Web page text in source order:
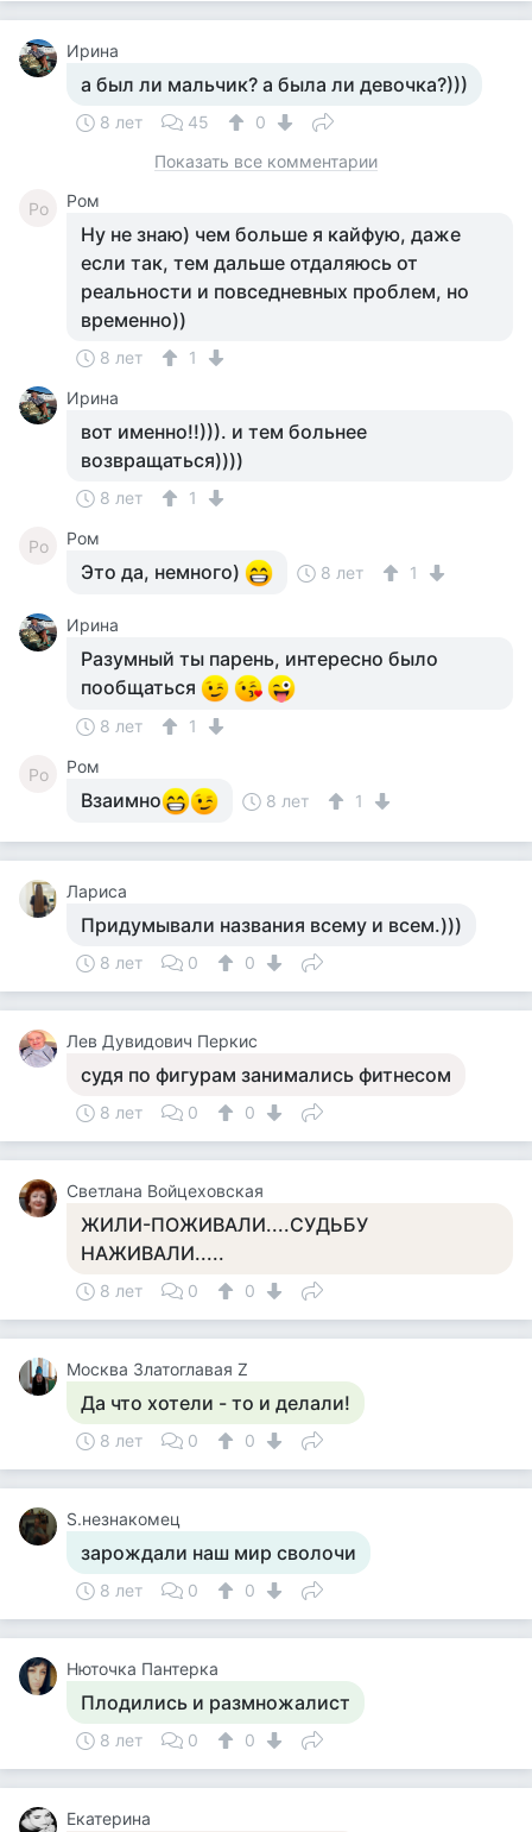
Ирина
а был ли мальчик? а была ли девочка?)))
8 лет 45
0
Показать все комментарии
Ро Ром
Ну не знаю) чем больше я кайфую, даже
если так, тем дальше отдаляюсь от
реальности и повседневных проблем, но
временно))
8 лет
1
Ирина
вот именно!!))). и тем больнее
возвращаться))))
8 лет 1
Ро Ром
Это да, немного) 8 лет 1
Ирина
Разумный ты парень, интересно было
пообщаться
8 лет 1
Ро Ром
Взаимно 8 лет 1
Лариса
Придумывали названия всему и всем.)))
8 лет 0 0
Лев Дувидович Перкис
судя по фигурам занимались фитнесом
8 лет 0 0
Светлана Войцеховская
ЖИЛИ-ПОЖИВАЛИ....СУДЬБУ
НАЖИВАЛИ.....
8 лет 0 0
Москва Златоглавая Z
Да что хотели - то и делали!
8 лет 0 0
S.незнакомец
зарождали наш мир сволочи
8 лет 0 0
Нюточка Пантерка
Плодились и размножалист
8 лет 0 0
Екатерина